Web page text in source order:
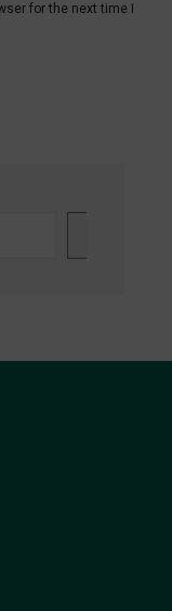
for the next time I